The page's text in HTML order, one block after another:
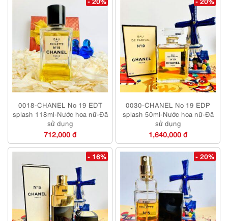
0018-CHANEL No 19 EDT
splash 118ml-Nước hoa nữ-Đã
sử dụng
712,000 đ
0030-CHANEL No 19 EDP
splash 50ml-Nước hoa nữ-Đã
sử dụng
1,640,000 đ
- 16% - 20%